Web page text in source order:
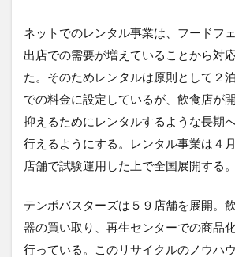
ネットでのレンタル事業は、フードフ
出店での需要が増えていることから対
た。そのためレンタルは原則として２
での料金に設定しているが、飲食店が
抑えるためにレンタルするような長期
行えるようにする。レンタル事業は４
店舗で試験運用した上で全国展開する。
テンポバスターズは５９店舗を展開。
器の買い取り、再生センターでの商品
行っている。このリサイクルのノウハ